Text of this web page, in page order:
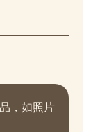
，如照片